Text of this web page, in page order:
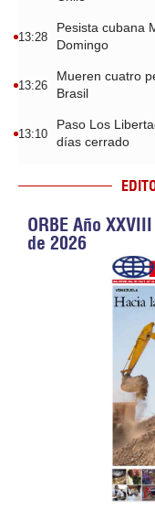
13:28
Pesista cubana
Domingo
13:26
Mueren cuatro
Brasil
13:10
Paso Los
días cerrado
ORBE Año
de 2026